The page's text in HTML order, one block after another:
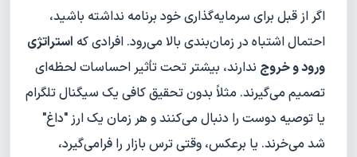
اگر از قبل برای سرمایه‌گذاری خود برنامه نداشته باشید،
احتمال اشتباه در زمان‌بندی بالا می‌رود. افرادی که استراتژی
ورود و خروج ندارند، بیشتر تحت تأثیر احساسات لحظه‌ای
تصمیم می‌گیرند. مثلاً بدون تحقیق کافی یک سیگنال تلگرام
یا توصیه دوست را دنبال می‌کنند و هر زمان یک ارز "داغ"
شد می‌خرند. یا برعکس، وقتی ترس بازار را فرامی‌گیرد،